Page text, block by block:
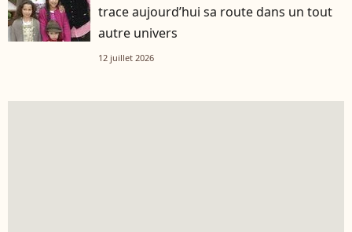
trace aujourd’hui sa route dans un tout
autre univers
12 juillet 2026